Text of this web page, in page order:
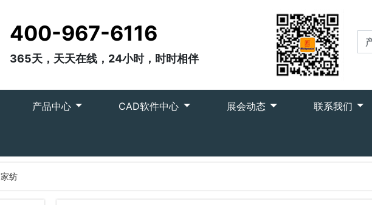
400-967-6116
365天，天天在线，24小时，时时相伴
产品中心 CAD软件中心 展会动态 联系我们
家纺